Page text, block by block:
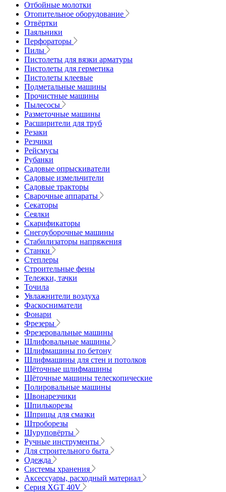
Отбойные молотки
Отопительное оборудование
Отвёртки
Паяльники
Перфораторы
Пилы
Пистолеты для вязки арматуры
Пистолеты для герметика
Пистолеты клеевые
Подметальные машины
Прочистные машины
Пылесосы
Разметочные машины
Расширители для труб
Резаки
Резчики
Рейсмусы
Рубанки
Садовые опрыскиватели
Садовые измельчители
Садовые тракторы
Сварочные аппараты
Секаторы
Сеялки
Скарификаторы
Снегоуборочные машины
Стабилизаторы напряжения
Станки
Степлеры
Строительные фены
Тележки, тачки
Точила
Увлажнители воздуха
Фаскосниматели
Фонари
Фрезеры
Фрезеровальные машины
Шлифовальные машины
Шлифмашины по бетону
Шлифмашины для стен и потолков
Щёточные шлифмашины
Щёточные машины телескопические
Полировальные машины
Швонарезчики
Шпилькорезы
Шприцы для смазки
Штроборезы
Шуруповёрты
Ручные инструменты
Для строительного быта
Одежда
Системы хранения
Аксессуары, расходный материал
Серия XGT 40V